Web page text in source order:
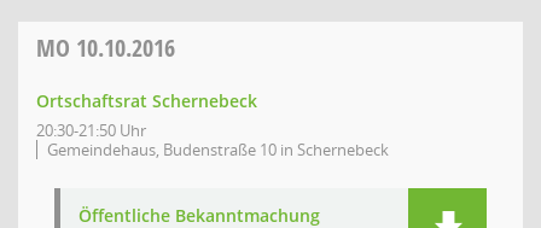
MO 10.10.2016
Ortschaftsrat Schernebeck
20:30-21:50 Uhr
Gemeindehaus, Budenstraße 10 in Schernebeck
Öffentliche Bekanntmachung